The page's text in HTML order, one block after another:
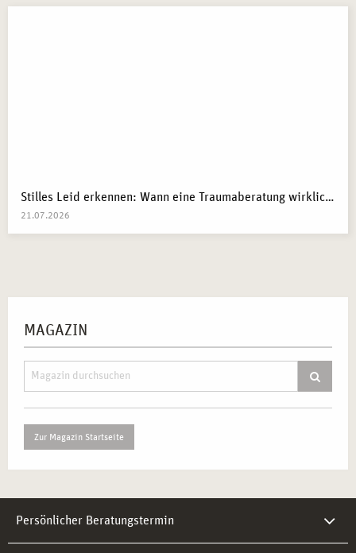
Stilles Leid erkennen: Wann eine Traumaberatung wirklich der richtige Schritt ist
21.07.2026
MAGAZIN
Zur Magazin Startseite
Persönlicher Beratungstermin